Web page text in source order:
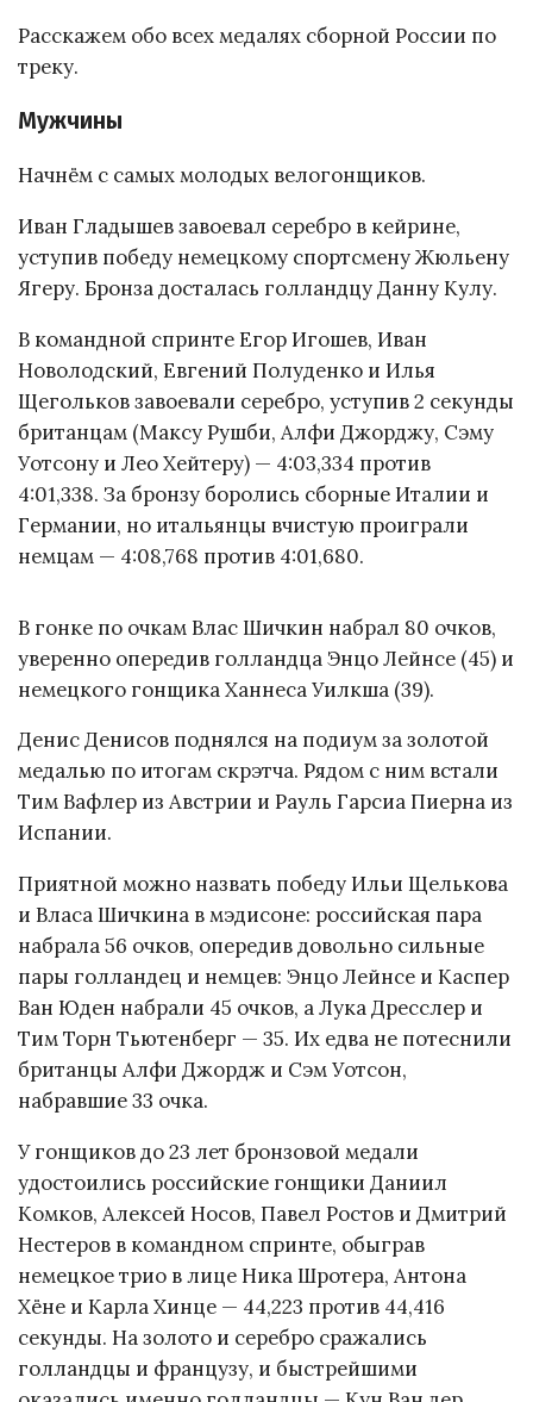
Расскажем обо всех медалях сборной России по
треку.
Мужчины
Начнём с самых молодых велогонщиков.
Иван Гладышев завоевал серебро в кейрине,
уступив победу немецкому спортсмену Жюльену
Ягеру. Бронза досталась голландцу Данну Кулу.
В командной спринте Егор Игошев, Иван
Новолодский, Евгений Полуденко и Илья
Щегольков завоевали серебро, уступив 2 секунды
британцам (Максу Рушби, Алфи Джорджу, Сэму
Уотсону и Лео Хейтеру) — 4:03,334 против
4:01,338. За бронзу боролись сборные Италии и
Германии, но итальянцы вчистую проиграли
немцам — 4:08,768 против 4:01,680.
В гонке по очкам Влас Шичкин набрал 80 очков,
уверенно опередив голландца Энцо Лейнсе (45) и
немецкого гонщика Ханнеса Уилкша (39).
Денис Денисов поднялся на подиум за золотой
медалью по итогам скрэтча. Рядом с ним встали
Тим Вафлер из Австрии и Рауль Гарсиа Пиерна из
Испании.
Приятной можно назвать победу Ильи Щелькова
и Власа Шичкина в мэдисоне: российская пара
набрала 56 очков, опередив довольно сильные
пары голландец и немцев: Энцо Лейнсе и Каспер
Ван Юден набрали 45 очков, а Лука Дресслер и
Тим Торн Тьютенберг — 35. Их едва не потеснили
британцы Алфи Джордж и Сэм Уотсон,
набравшие 33 очка.
У гонщиков до 23 лет бронзовой медали
удостоились российские гонщики Даниил
Комков, Алексей Носов, Павел Ростов и Дмитрий
Нестеров в командном спринте, обыграв
немецкое трио в лице Ника Шротера, Антона
Хёне и Карла Хинце — 44,223 против 44,416
секунды. На золото и серебро сражались
голландцы и французу, и быстрейшими